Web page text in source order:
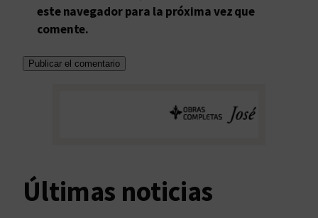
este navegador para la próxima vez que
comente.
Últimas noticias